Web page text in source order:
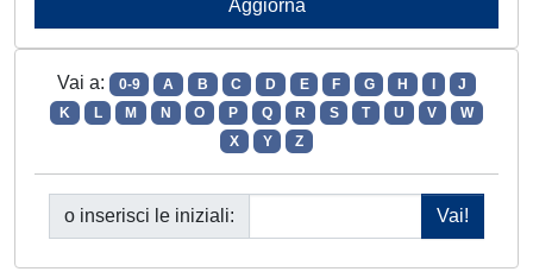
Vai a: 0-9 A B C D E F G H
J
K
L M N O P Q R S T U V
W
X
Y Z
o inserisci le iniziali: